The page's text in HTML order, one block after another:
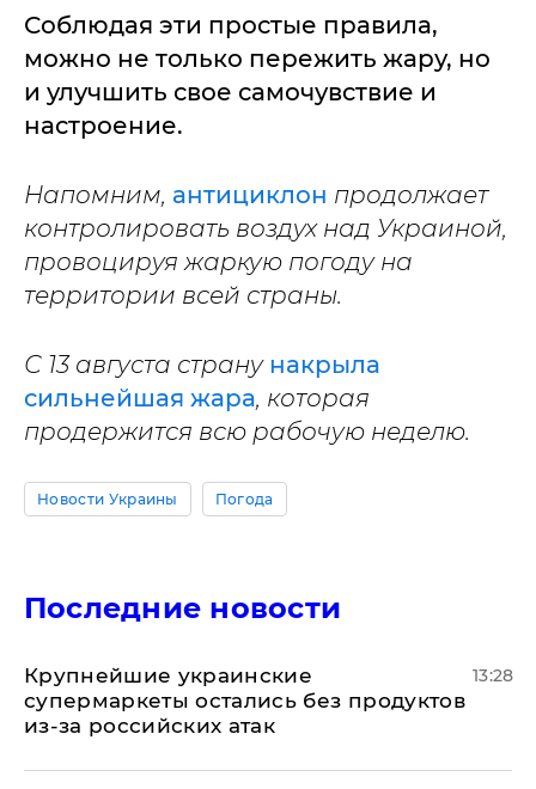
Соблюдая эти простые правила,
можно не только пережить жару, но
и улучшить свое самочувствие и
настроение.
Напомним, антициклон продолжает
контролировать воздух над Украиной,
провоцируя жаркую погоду на
территории всей страны.
С 13 августа страну накрыла
сильнейшая жара, которая
продержится всю рабочую неделю.
Новости Украины Погода
Последние новости
Крупнейшие украинские
супермаркеты остались без продуктов
из-за российских атак
13:28